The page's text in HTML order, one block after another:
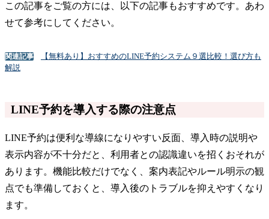
この記事をご覧の方には、以下の記事もおすすめです。あわ
せて参考にしてください。
関連記事
【無料あり】おすすめのLINE予約システム９選比較！選び方も
解説
LINE予約を導入する際の注意点
LINE予約は便利な導線になりやすい反面、導入時の説明や
表示内容が不十分だと、利用者との認識違いを招くおそれが
あります。機能比較だけでなく、案内表記やルール明示の観
点でも準備しておくと、導入後のトラブルを抑えやすくなり
ます。